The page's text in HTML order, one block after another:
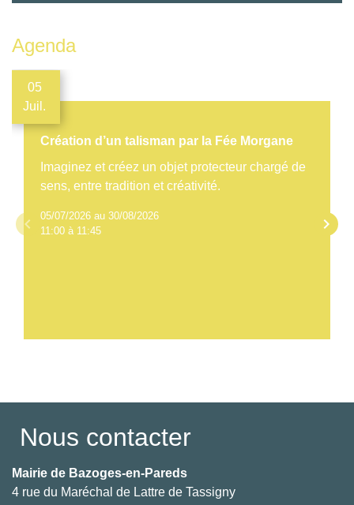
Agenda
05
Juil.
Création d’un talisman par la Fée Morgane
Imaginez et créez un objet protecteur chargé de
sens, entre tradition et créativité.
05/07/2026 au 30/08/2026
11:00 à 11:45
keyboard_arrow_left keyboard_arrow_right
Nous contacter
Mairie de Bazoges-en-Pareds
4 rue du Maréchal de Lattre de Tassigny